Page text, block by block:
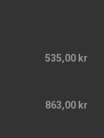
535,00 kr
863,00 kr